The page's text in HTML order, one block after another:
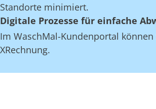
Standorte minimiert.
Digitale Prozesse für einfache
Im WaschMal-Kundenportal
XRechnung.